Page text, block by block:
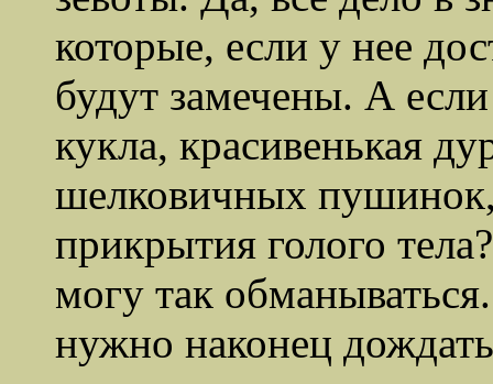
которые, если у нее
будут замечены. А
кукла, красивенькая
шелковичных
прикрытия голого
могу так
нужно наконец